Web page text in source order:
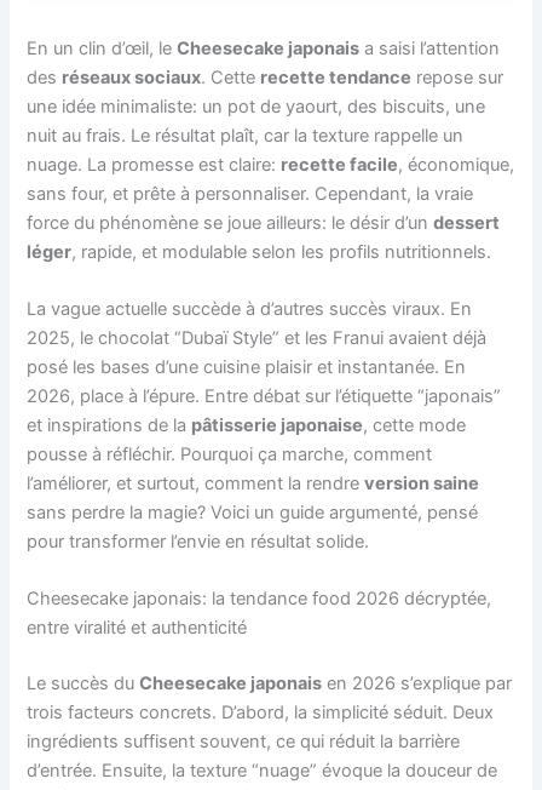
En un clin d’œil, leCheesecake japonais a saisi l’attention
des réseaux sociaux. Cette recette tendance repose sur
une idée minimaliste: un pot de yaourt, des biscuits, une
nuit au frais. Le résultat plaît, car la texture rappelle un
nuage. La promesse est claire: recette facile, économique,
sans four, et prête à personnaliser. Cependant, la vraie
force du phénomène se joue ailleurs: le désir d’undessert
léger, rapide, et modulable selon les profils nutritionnels.
La vague actuelle succède à d’autres succès viraux. En
2025, le chocolat “Dubaï Style” et les Franui avaient déjà
posé les bases d’une cuisine plaisir et instantanée. En
2026, place à l’épure. Entre débat sur l’étiquette “japonais”
et inspirations de la pâtisserie japonaise, cette mode
pousse à réfléchir. Pourquoi ça marche, comment
l’améliorer, et surtout, comment la rendreversion saine
sans perdre la magie? Voici un guide argumenté, pensé
pour transformer l’envie en résultat solide.
Cheesecake japonais: la tendance food 2026 décryptée,
entre viralité et authenticité
Le succès duCheesecake japonais en 2026 s’explique par
trois facteurs concrets. D’abord, la simplicité séduit. Deux
ingrédients suffisent souvent, ce qui réduit la barrière
d’entrée. Ensuite, la texture “nuage” évoque la douceur de